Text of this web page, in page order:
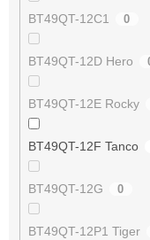
BT49QT-12C1 0
BT49QT-12D Hero
BT49QT-12E Rocky
BT49QT-12F Tanco
BT49QT-12G 0
BT49QT-12P1 Tiger